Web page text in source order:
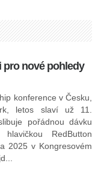
pro nové pohledy
konference v Česku,
letos slaví už 11.
pořádnou dávku
RedButton
2025 v Kongresovém